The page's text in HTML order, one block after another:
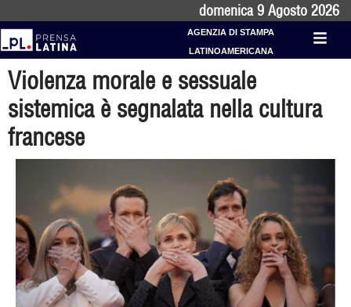
domenica 9 Agosto 2026
AGENZIA DI STAMPA
LATINOAMERICANA
Violenza morale e sessuale
sistemica è segnalata nella cultura
francese